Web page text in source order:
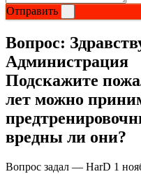
Отправить
Вопрос:
Администрация
Подскажите
лет можно
вредны ли они?
Вопрос задал — HarD 1